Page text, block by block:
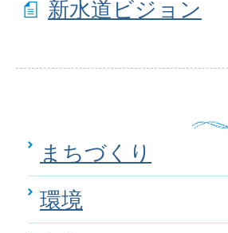
新水道ビジョン
まちづくり
環境